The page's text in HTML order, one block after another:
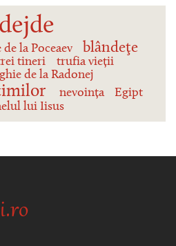
la Poceaev blândeţe
tineri
trufia vieții
de la Radonej
nevoința
Egipt
lui Iisus